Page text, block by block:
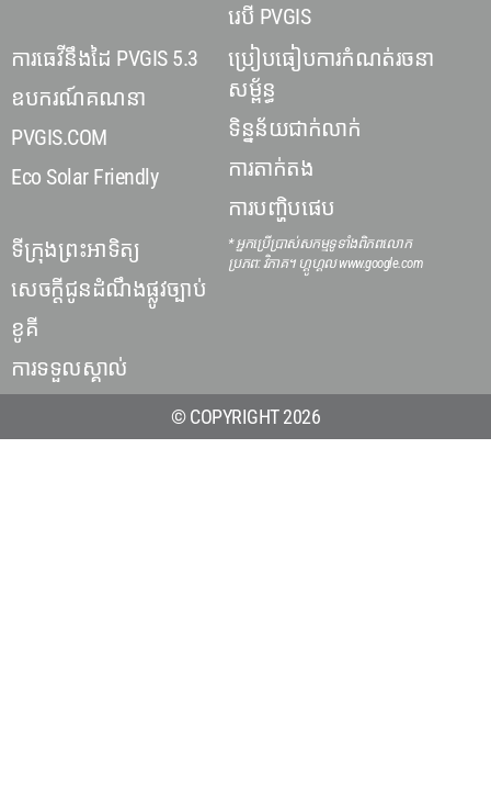
ការធេវីនឹងដៃ PVGIS 5.3
ឧបករណ៍គណនា
PVGIS.COM
Eco Solar Friendly
ទីក្រុងព្រះអាទិត្យ
សេចក្តីជូនដំណឹងផ្លូវច្បាប់
ខូគី
ការទទួលស្គាល់
រេបី PVGIS
ប្រៀបធៀបការកំណត់រចនា
សម្ព័ន្ធ
ទិន្នន័យជាក់លាក់
ការតាក់តង
ការបញ្ហិបផេប
* អ្នកប្រើប្រាស់សកម្មទូទាំងពិភពលោក
ប្រភព: វិភាគ។ ហ្គូហ្គល www.google.com
© COPYRIGHT 2026